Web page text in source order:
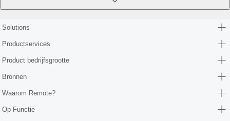
Solutions
Productservices
Product bedrijfsgrootte
Bronnen
Waarom Remote?
Op Functie